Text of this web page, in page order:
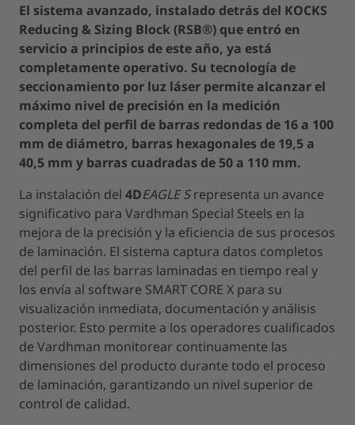
El sistema avanzado, instalado detrás del KOCKS
Reducing & Sizing Block (RSB®) que entró en
servicio a principios de este año, ya está
completamente operativo. Su tecnología de
seccionamiento por luz láser permite alcanzar el
máximo nivel de precisión en la medición
completa del perfil de barras redondas de 16 a 100
mm de diámetro, barras hexagonales de 19,5 a
40,5 mm y barras cuadradas de 50 a 110 mm.
La instalación del 4DEAGLE Srepresenta un avance
significativo para Vardhman Special Steels en la
mejora de la precisión y la eficiencia de sus procesos
de laminación. El sistema captura datos completos
del perfil de las barras laminadas en tiempo real y
los envía al software SMART CORE X para su
visualización inmediata, documentación y análisis
posterior. Esto permite a los operadores cualificados
de Vardhman monitorear continuamente las
dimensiones del producto durante todo el proceso
de laminación, garantizando un nivel superior de
control de calidad.